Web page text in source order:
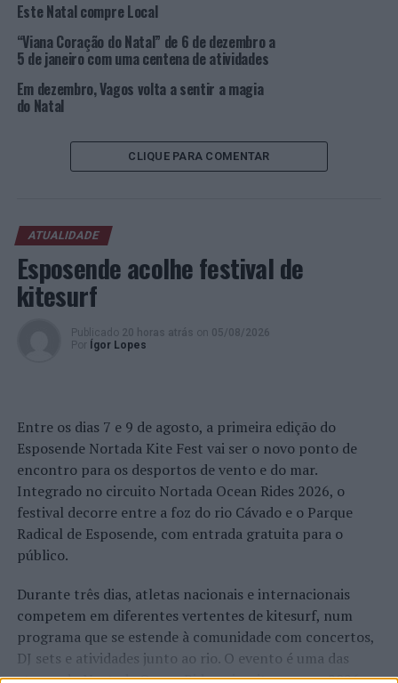
PRÓXIMO
Serviços de transporte com um aumento de 22% face
ao ano passado
NÃO PERCA
Distrito de Castelo Branco: PSP faz dez detenções entre
Este Natal compre Local
“Viana Coração do Natal” de 6 de dezembro a
5 de janeiro com uma centena de atividades
Em dezembro, Vagos volta a sentir a magia
do Natal
CLIQUE PARA COMENTAR
ATUALIDADE
Esposende acolhe festival de
kitesurf
Publicado 20 horas atrás on 05/08/2026
Por
Ígor Lopes
Entre os dias 7 e 9 de agosto, a primeira edição do
Esposende Nortada Kite Fest vai ser o novo ponto de
encontro para os desportos de vento e do mar.
Integrado no circuito Nortada Ocean Rides 2026, o
festival decorre entre a foz do rio Cávado e o Parque
Radical de Esposende, com entrada gratuita para o
público.
Durante três dias, atletas nacionais e internacionais
competem em diferentes vertentes de kitesurf, num
programa que se estende à comunidade com concertos,
DJ sets e atividades junto ao rio. O evento é uma das